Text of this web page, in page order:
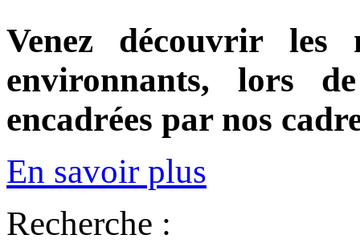
Venez découvrir les
environnants, lors
encadrées par nos
En savoir plus
Recherche :